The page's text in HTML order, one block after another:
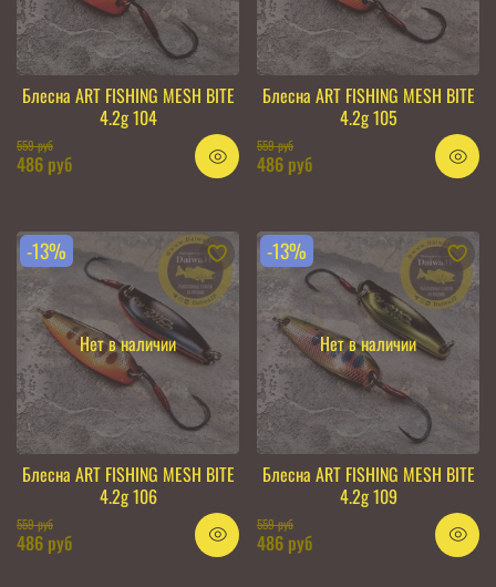
Блесна ART FISHING MESH BITE
4.2g 104
559 руб
486 руб
Блесна ART FISHING MESH BITE
4.2g 105
559 руб
486 руб
Нет в наличии
-13%
Блесна ART FISHING MESH BITE
4.2g 106
559 руб
486 руб
Нет в наличии
-13%
Блесна ART FISHING MESH BITE
4.2g 109
559 руб
486 руб